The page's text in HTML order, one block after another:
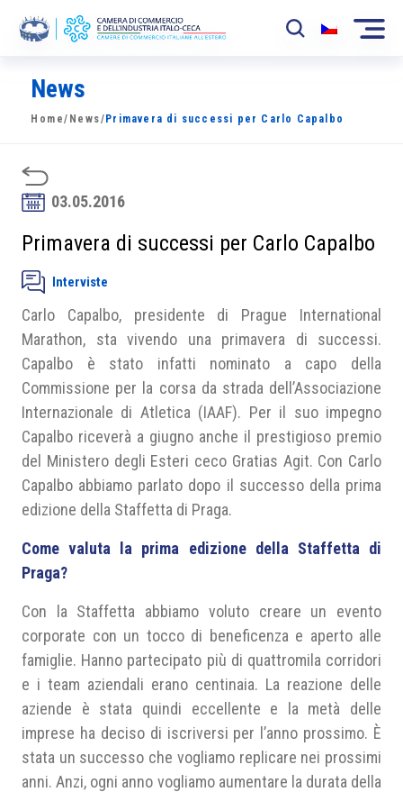
La Camera
News
Eventi
Sviluppo Mercato
Soci
Partner
Progetti
News
Home/ News/ Primavera di successi per Carlo Capalbo
03.05.2016
Primavera di successi per Carlo Capalbo
Interviste
Carlo Capalbo, presidente di Prague International
Marathon, sta vivendo una primavera di successi.
Capalbo è stato infatti nominato a capo della
Commissione per la corsa da strada dell’Associazione
Internazionale di Atletica (IAAF). Per il suo impegno
Capalbo riceverà a giugno anche il prestigioso premio
del Ministero degli Esteri ceco Gratias Agit. Con Carlo
Capalbo abbiamo parlato dopo il successo della prima
edizione della Staffetta di Praga.
Come valuta la prima edizione della Staffetta di
Praga?
Con la Staffetta abbiamo voluto creare un evento
corporate con un tocco di beneficenza e aperto alle
famiglie. Hanno partecipato più di quattromila corridori
e i team aziendali erano centinaia. La reazione delle
aziende è stata quindi eccellente e la metà delle
imprese ha deciso di iscriversi per l’anno prossimo. È
stata un successo che vogliamo replicare nei prossimi
anni. Anzi, ogni anno vogliamo aumentare la durata della